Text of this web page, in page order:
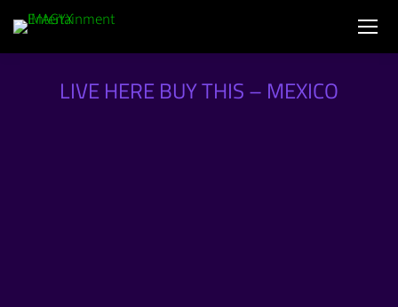
LIVE HERE BUY THIS – MEXICO